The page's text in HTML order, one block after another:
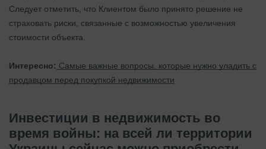
Следует отметить, что Клиентом было принято решение не
страховать риски, связанные с возможностью увеличения
стоимости объекта.
Интересно: Самые важные вопросы, которые нужно уладить с
продавцом перед покупкой недвижимости
Инвестиции в недвижимость во
время войны: на всей ли территории